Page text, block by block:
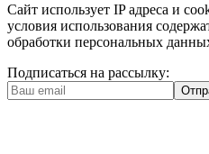
Сайт использует IP адреса и
условия использования
обработки персональных
Подписаться на рассылку: